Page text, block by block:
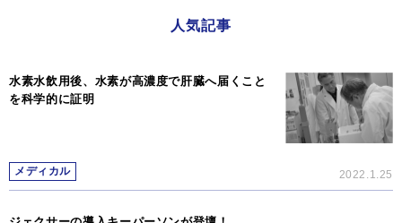
人気記事
水素水飲用後、水素が高濃度で肝臓へ届くこと
を科学的に証明
メディカル 2022.1.25